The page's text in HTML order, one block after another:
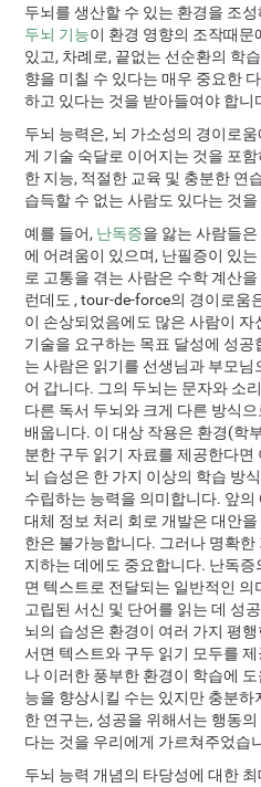
두뇌를 생산할 수 있는 환경을 조
두뇌 기능이 환경 영향의 조작때문
있고, 차례로, 끝없는 선순환의 학
향을 미칠 수 있다는 매우 중요한
하고 있다는 것을 받아들여야 합니
두뇌 능력은, 뇌 가소성의 경이로
게 기술 숙달로 이어지는 것을 포
한 지능, 적절한 교육 및 충분한 연
습득할 수 없는 사람도 있다는 것
예를 들어, 난독증을 앓는 사람들
에 어려움이 있으며, 난필증이 있
로 고통을 겪는 사람은 수학 계산
런데도 , tour-de-force의 경이로움
이 손상되었음에도 많은 사람이
기술을 요구하는 목표 달성에 성공
는 사람은 읽기를 선생님과 부모
어 갑니다. 그의 두뇌는 문자와 소
다른 독서 두뇌와 크게 다른 방식
배웁니다. 이 대상 작용은 환경(학
분한 구두 읽기 자료를 제공한다
뇌 습성은 한 가지 이상의 학습 방
수립하는 능력을 의미합니다. 앞
대체 정보 처리 회로 개발은 대안
한은 불가능합니다. 그러나 명확
지하는 데에도 중요합니다. 난독
면 텍스트로 전달되는 일반적인
고립된 서신 및 단어를 읽는 데 성
뇌의 습성은 환경이 여러 가지 평
서면 텍스트와 구두 읽기 모두를
나 이러한 풍부한 환경이 학습에
능을 향상시킬 수는 있지만 충분
한 연구는, 성공을 위해서는 행동
다는 것을 우리에게 가르쳐주었습
두뇌 능력 개념의 타당성에 대한